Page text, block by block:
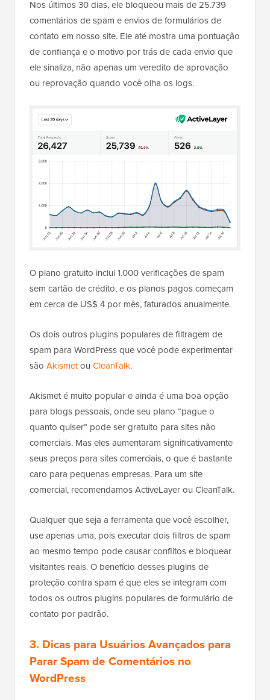
Nos últimos 30 dias, ele bloqueou mais de 25.739
comentários de spam e envios de formulários de
contato em nosso site. Ele até mostra uma pontuação
de confiança e o motivo por trás de cada envio que
ele sinaliza, não apenas um veredito de aprovação
ou reprovação quando você olha os logs.
O plano gratuito inclui 1.000 verificações de spam
sem cartão de crédito, e os planos pagos começam
em cerca de US$ 4 por mês, faturados anualmente.
Os dois outros plugins populares de filtragem de
spam para WordPress que você pode experimentar
são Akismetou CleanTalk.
Akismet é muito popular e ainda é uma boa opção
para blogs pessoais, onde seu plano “pague o
quanto quiser” pode ser gratuito para sites não
comerciais. Mas eles aumentaram significativamente
seus preços para sites comerciais, o que é bastante
caro para pequenas empresas. Para um site
comercial, recomendamos ActiveLayer ou CleanTalk.
Qualquer que seja a ferramenta que você escolher,
use apenas uma, pois executar dois filtros de spam
ao mesmo tempo pode causar conflitos e bloquear
visitantes reais. O benefício desses plugins de
proteção contra spam é que eles se integram com
todos os outros plugins populares de formulário de
contato por padrão.
3. Dicas para Usuários Avançados para
Parar Spam de Comentários no
WordPress